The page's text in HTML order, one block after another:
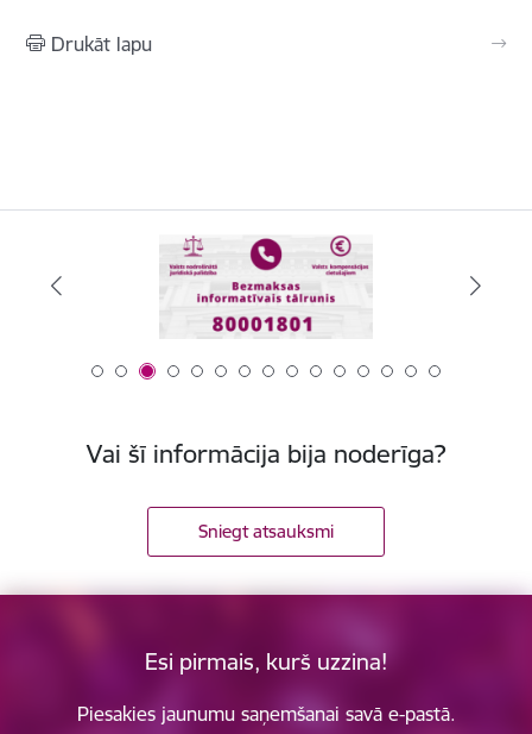
Drukāt lapu
Vai šī informācija bija noderīga?
Sniegt atsauksmi
Esi pirmais, kurš uzzina!
Piesakies jaunumu saņemšanai savā e-pastā.